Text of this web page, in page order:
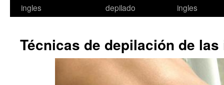
ingles
depilado
ingles
Técnicas de depilación de